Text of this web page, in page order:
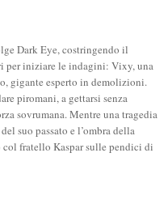
Dark Eye, costringendo il
per iniziare le indagini: Vixy, una
gigante esperto in demolizioni.
piromani, a gettarsi senza
sovrumana. Mentre una tragedia
suo passato e l’ombra della
fratello Kaspar sulle pendici di